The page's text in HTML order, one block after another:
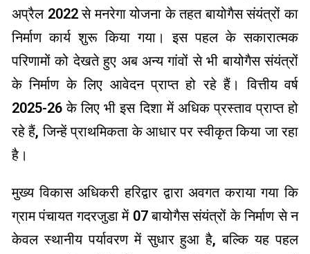
अप्रैल 2022 से मनरेगा योजना के तहत बायोगैस संयंत्रों का
निर्माण कार्य शुरू किया गया। इस पहल के सकारात्मक
परिणामों को देखते हुए अब अन्य गांवों से भी बायोगैस संयंत्रों
के निर्माण के लिए आवेदन प्राप्त हो रहे हैं। वित्तीय वर्ष
2025-26 के लिए भी इस दिशा में अधिक प्रस्ताव प्राप्त हो
रहे हैं, जिन्हें प्राथमिकता के आधार पर स्वीकृत किया जा रहा
है।
मुख्य विकास अधिकरी हरिद्वार द्वारा अवगत कराया गया कि
ग्राम पंचायत गदरजुडा में 07 बायोगैस संयंत्रों के निर्माण से न
केवल स्थानीय पर्यावरण में सुधार हुआ है, बल्कि यह पहल